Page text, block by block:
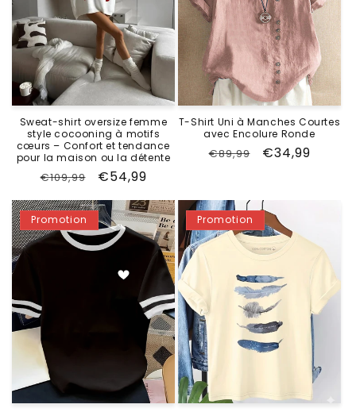
Sweat-shirt oversize femme
style cocooning à motifs
cœurs – Confort et tendance
pour la maison ou la détente
Prix
habituel
€109,99
Prix
promotionnel
€54,99
T-Shirt Uni à Manches Courtes
avec Encolure Ronde
Prix
€89,99
Prix
€34,99
Promotion Promotion